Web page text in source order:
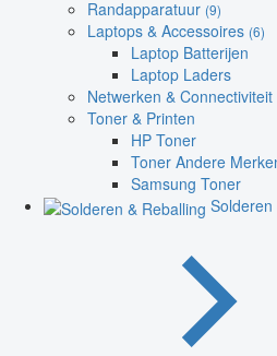
Randapparatuur (9)
Laptops & Accessoires (6)
Laptop Batterijen
Laptop Laders
Netwerken & Connectiviteit
Toner & Printen
HP Toner
Toner Andere
Samsung Toner
Solderen